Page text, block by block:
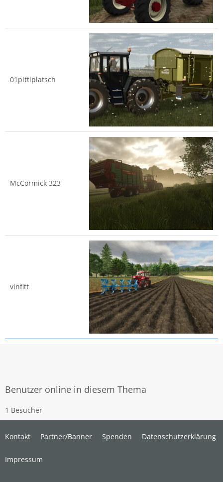
01pittiplatsch
McCormick 323
vinfitt
Benutzer online in diesem Thema
1 Besucher
Kontakt Partner/Banner Spenden Datenschutzerklärung
Impressum